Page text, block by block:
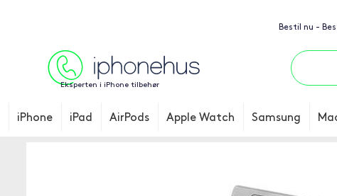
Bestil nu -
Eksperten i iPhone tilbehør
iPhone iPad AirPods Apple Watch Samsung